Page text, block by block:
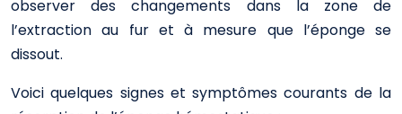
observer des changements dans la zone de
l’extraction au fur et à mesure que l’éponge se
dissout.
Voici quelques signes et symptômes courants de la